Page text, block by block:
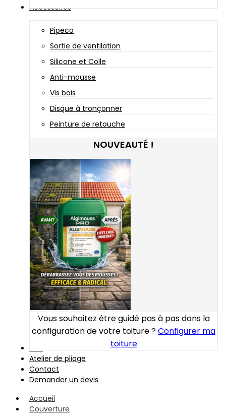
Accessoires
Pipeco
Sortie de ventilation
Silicone et Colle
Anti-mousse
Vis bois
Disque à tronçonner
Peinture de retouche
NOUVEAUTÉ !
Vous souhaitez être guidé pas à pas dans la
configuration de votre toiture ?Configurer ma
toiture
Atelier de pliage
Contact
Demander un devis
Accueil
Couverture